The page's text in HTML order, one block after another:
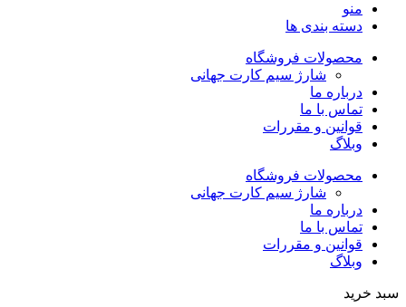
منو
دسته بندی ها
محصولات فروشگاه
شارژ سیم کارت جهانی
درباره ما
تماس با ما
قوانین و مقررات
وبلاگ
محصولات فروشگاه
شارژ سیم کارت جهانی
درباره ما
تماس با ما
قوانین و مقررات
وبلاگ
سبد خرید